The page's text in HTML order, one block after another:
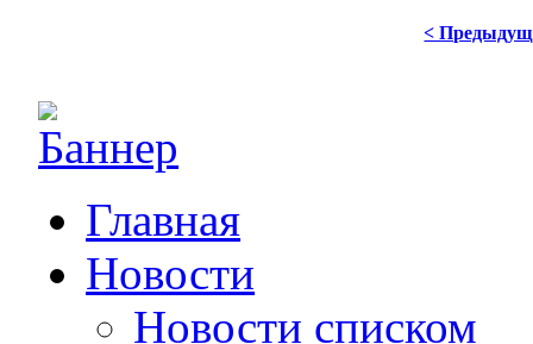
<
Главная
Новости
Новости списком